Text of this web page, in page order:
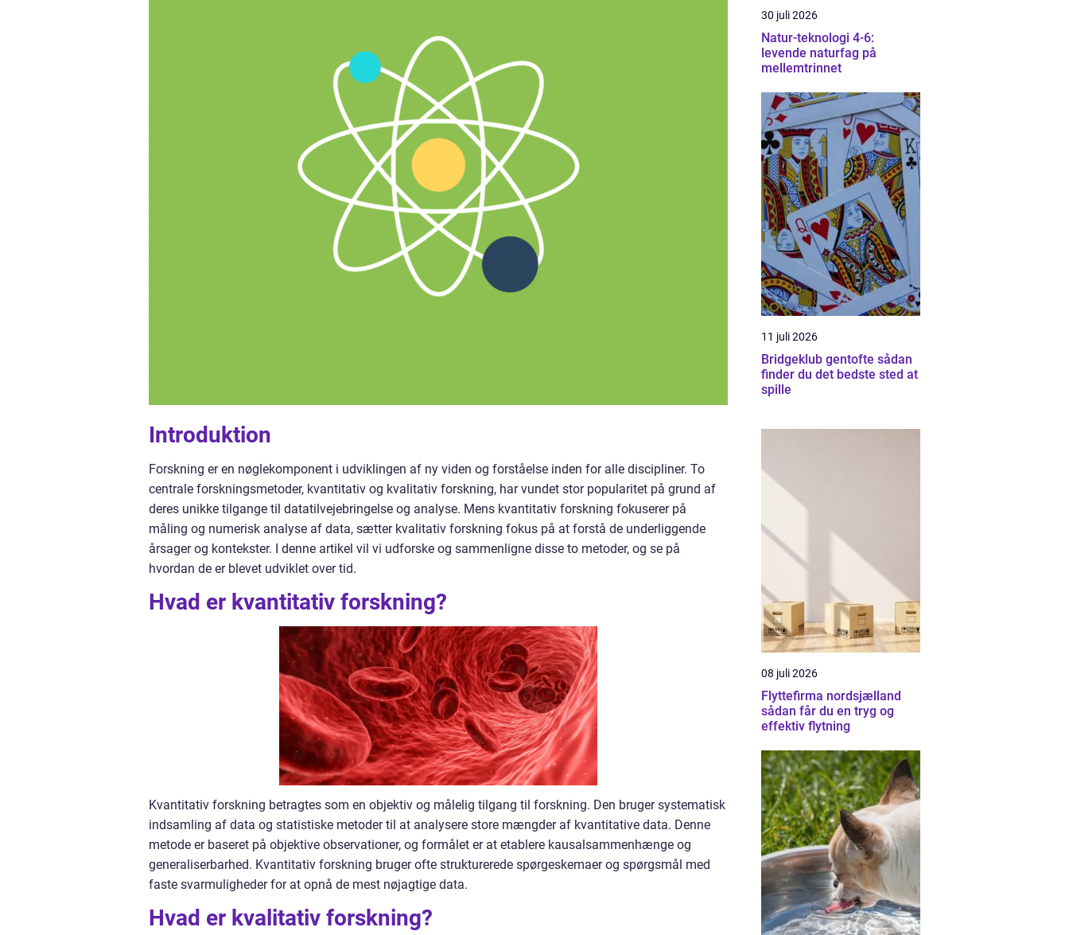
Introduktion
Forskning er en nøglekomponent i udviklingen af ny viden og forståelse inden for alle discipliner. To
centrale forskningsmetoder, kvantitativ og kvalitativ forskning, har vundet stor popularitet på grund af
deres unikke tilgange til datatilvejebringelse og analyse. Mens kvantitativ forskning fokuserer på
måling og numerisk analyse af data, sætter kvalitativ forskning fokus på at forstå de underliggende
årsager og kontekster. I denne artikel vil vi udforske og sammenligne disse to metoder, og se på
hvordan de er blevet udviklet over tid.
Hvad er kvantitativ forskning?
Kvantitativ forskning betragtes som en objektiv og målelig tilgang til forskning. Den bruger systematisk
indsamling af data og statistiske metoder til at analysere store mængder af kvantitative data. Denne
metode er baseret på objektive observationer, og formålet er at etablere kausalsammenhænge og
generaliserbarhed. Kvantitativ forskning bruger ofte strukturerede spørgeskemaer og spørgsmål med
faste svarmuligheder for at opnå de mest nøjagtige data.
Hvad er kvalitativ forskning?
30 juli 2026
Natur-teknologi 4-6:
levende naturfag på
mellemtrinnet
11 juli 2026
Bridgeklub gentofte sådan
finder du det bedste sted at
spille
08 juli 2026
Flyttefirma nordsjælland
sådan får du en tryg og
effektiv flytning